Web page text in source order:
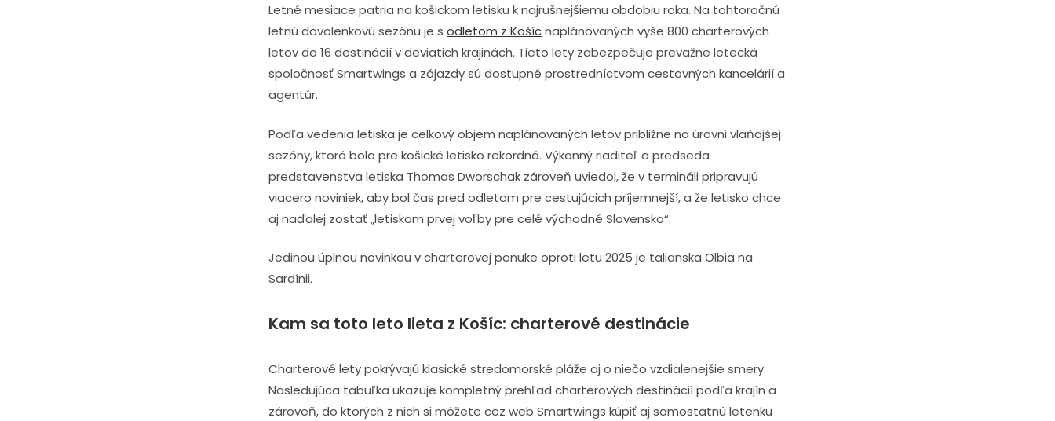
Letné mesiace patria na košickom letisku k najrušnejšiemu obdobiu roka. Na tohtoročnú
letnú dovolenkovú sezónu je s odletom z Košícnaplánovaných vyše 800 charterových
letov do 16 destinácií v deviatich krajinách. Tieto lety zabezpečuje prevažne letecká
spoločnosť Smartwings a zájazdy sú dostupné prostredníctvom cestovných kancelárií a
agentúr.
Podľa vedenia letiska je celkový objem naplánovaných letov približne na úrovni vlaňajšej
sezóny, ktorá bola pre košické letisko rekordná. Výkonný riaditeľ a predseda
predstavenstva letiska Thomas Dworschak zároveň uviedol, že v termináli pripravujú
viacero noviniek, aby bol čas pred odletom pre cestujúcich príjemnejší, a že letisko chce
aj naďalej zostať „letiskom prvej voľby pre celé východné Slovensko“.
Jedinou úplnou novinkou v charterovej ponuke oproti letu 2025 je talianska Olbia na
Sardínii.
Kam sa toto leto lieta z Košíc: charterové destinácie
Charterové lety pokrývajú klasické stredomorské pláže aj o niečo vzdialenejšie smery.
Nasledujúca tabuľka ukazuje kompletný prehľad charterových destinácií podľa krajín a
zároveň, do ktorých z nich si môžete cez web Smartwings kúpiť aj samostatnú letenku